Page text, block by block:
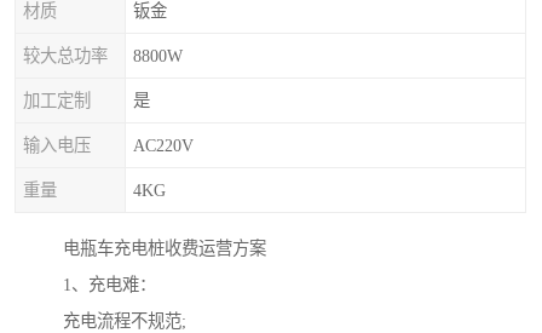
材质 钣金
较大总功率 8800W
加工定制 是
输入电压 AC220V
重量 4KG
电瓶车充电桩收费运营方案
1、充电难：
充电流程不规范;